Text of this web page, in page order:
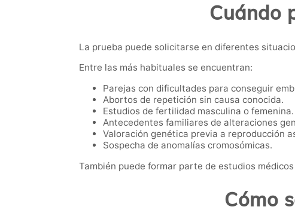
Cuándo
La prueba puede solicitarse en diferentes
Entre las más habituales se encuentran:
Parejas con dificultades para conseguir
Abortos de repetición sin causa conocida.
Estudios de fertilidad masculina o femenina.
Antecedentes familiares de alteraciones
Valoración genética previa a reproducción
Sospecha de anomalías cromosómicas.
También puede formar parte de estudios
Cómo